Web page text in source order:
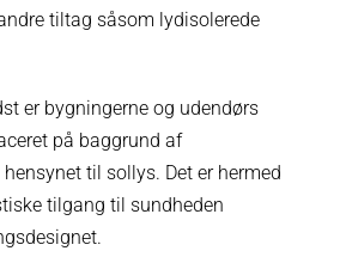
tiltag såsom lydisolerede
er bygningerne og udendørs
på baggrund af
til sollys. Det er hermed
tilgang til sundheden